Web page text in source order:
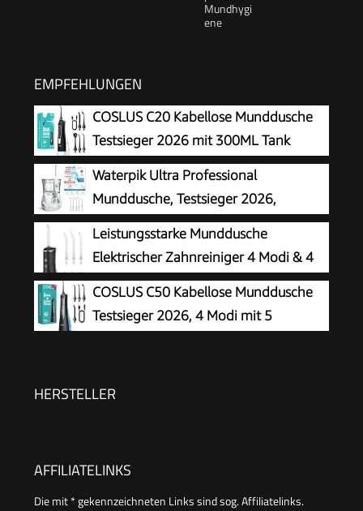
EMPFEHLUNGEN
COSLUS C20 Kabellose Munddusche
Testsieger 2026 mit 300ML Tank
Waterpik Ultra Professional
Munddusche, Testsieger 2026,
Precision Pulse Technology, TÜV
Siegel, bis zu 99,9 Prozent Plaque Entfernung,
6x Aufsätze, 10x individuelle Modi, integrierter
Timer, weiß
Leistungsstarke Munddusche
Elektrischer Zahnreiniger 4 Modi & 4
Düsen Kabellose Munddusche IPX7
COSLUS C50 Kabellose Munddusche
Testsieger 2026, 4 Modi mit 5
HERSTELLER
AFFILIATELINKS
Die mit * gekennzeichneten Links sind sog. Affiliatelinks.